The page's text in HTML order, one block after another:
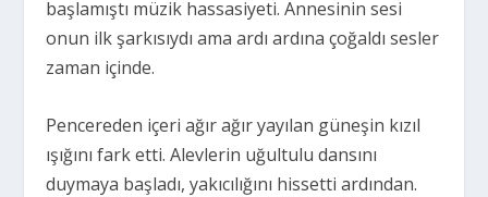
başlamıştı müzik hassasiyeti. Annesinin sesi
onun ilk şarkısıydı ama ardı ardına çoğaldı sesler
zaman içinde.
Pencereden içeri ağır ağır yayılan güneşin kızıl
ışığını fark etti. Alevlerin uğultulu dansını
duymaya başladı, yakıcılığını hissetti ardından.